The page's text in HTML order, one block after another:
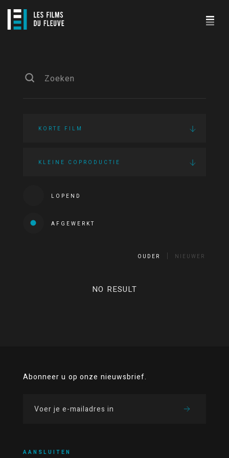
KORTE FILM
KLEINE COPRODUCTIE
LOPEND
AFGEWERKT
OUDER NIEUWER
NO RESULT
Abonneer u op onze nieuwsbrief.
AANSLUITEN